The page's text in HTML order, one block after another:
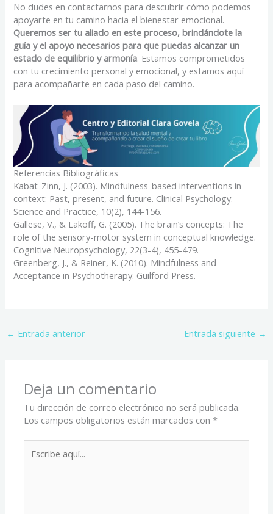
No dudes en contactarnos para descubrir cómo podemos
apoyarte en tu camino hacia el bienestar emocional.
Queremos ser tu aliado en este proceso, brindándote la
guía y el apoyo necesarios para que puedas alcanzar un
estado de equilibrio y armonía. Estamos comprometidos
con tu crecimiento personal y emocional, y estamos aquí
para acompañarte en cada paso del camino.
Referencias Bibliográficas
Kabat-Zinn, J. (2003). Mindfulness-based interventions in
context: Past, present, and future. Clinical Psychology:
Science and Practice, 10(2), 144-156.
Gallese, V., & Lakoff, G. (2005). The brain’s concepts: The
role of the sensory-motor system in conceptual knowledge.
Cognitive Neuropsychology, 22(3-4), 455-479.
Greenberg, J., & Reiner, K. (2010). Mindfulness and
Acceptance in Psychotherapy. Guilford Press.
← Entrada anterior Entrada siguiente →
Deja un comentario
Tu dirección de correo electrónico no será publicada.
Los campos obligatorios están marcados con*
aquí...